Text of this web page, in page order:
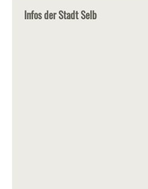
Infos der Stadt Selb